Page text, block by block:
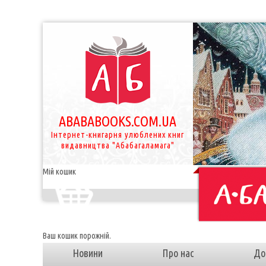
ABABABOOKS.COM.UA
Інтернет-книгарня улюблених книг
видавництва "Абабагаламага"
Мій кошик
Ваш кошик порожній.
Новини Про нас